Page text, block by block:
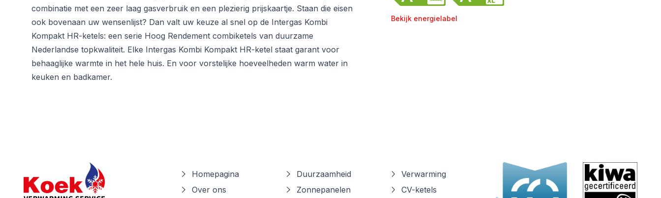
Bekijk energielabel
combinatie met een zeer laag gasverbruik en een plezierig prijskaartje. Staan die eisen
ook bovenaan uw wensenlijst? Dan valt uw keuze al snel op de Intergas Kombi
Kompakt HR-ketels: een serie Hoog Rendement combiketels van duurzame
Nederlandse topkwaliteit. Elke Intergas Kombi Kompakt HR-ketel staat garant voor
behaaglijke warmte in het hele huis. En voor vorstelijke hoeveelheden warm water in
keuken en badkamer.
Homepagina
Over ons
Duurzaamheid
Zonnepanelen
Verwarming
CV-ketels